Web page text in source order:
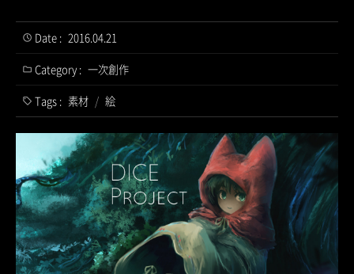
Date : 2016.04.21
Category : 一次創作
Tags : 素材 / 絵